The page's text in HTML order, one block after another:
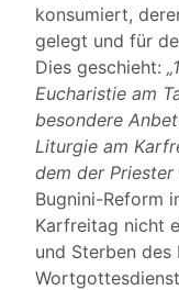
konsumiert,
gelegt und für
Dies geschieht:
Eucharistie am
besondere
Liturgie am
dem der
Bugnini-Reform
Karfreitag nicht
und Sterben des